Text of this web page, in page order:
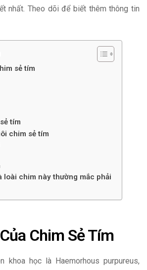
nhất. Theo dõi để biết thêm thông tin
sẻ tím
tím
chim sẻ tím
loài chim này thường mắc phải
Chim Sẻ Tím
khoa học là Haemorhous purpureus,